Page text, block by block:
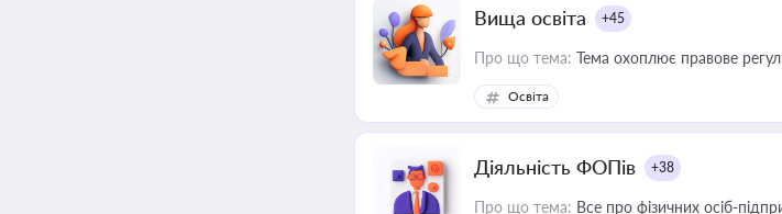
Вища освіта +45
Про що тема: Тема охоплює правове
Освіта
Діяльність ФОПів +38
Про що тема: Все про фізичних осіб-